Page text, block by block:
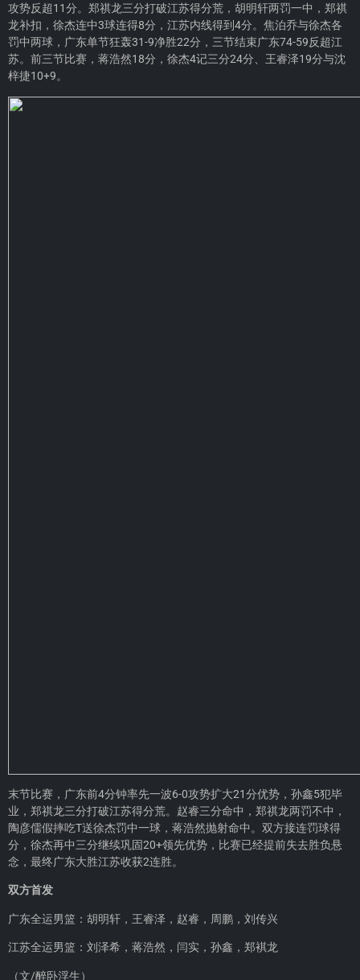
攻势反超11分。郑祺龙三分打破江苏得分荒，胡明轩两罚一中，郑祺
龙补扣，徐杰连中3球连得8分，江苏内线得到4分。焦泊乔与徐杰各
罚中两球，广东单节狂轰31-9净胜22分，三节结束广东74-59反超江
苏。前三节比赛，蒋浩然18分，徐杰4记三分24分、王睿泽19分与沈
梓捷10+9。
末节比赛，广东前4分钟率先一波6-0攻势扩大21分优势，孙鑫5犯毕
业，郑祺龙三分打破江苏得分荒。赵睿三分命中，郑祺龙两罚不中，
陶彦儒假摔吃T送徐杰罚中一球，蒋浩然抛射命中。双方接连罚球得
分，徐杰再中三分继续巩固20+领先优势，比赛已经提前失去胜负悬
念，最终广东大胜江苏收获2连胜。
双方首发
广东全运男篮：胡明轩，王睿泽，赵睿，周鹏，刘传兴
江苏全运男篮：刘泽希，蒋浩然，闫实，孙鑫，郑褀龙
（文/醉卧浮生）